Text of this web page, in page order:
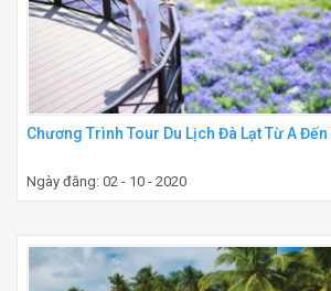
Chương Trình Tour Du Lịch Đà Lạt Từ A
Ngày đăng: 02 - 10 - 2020